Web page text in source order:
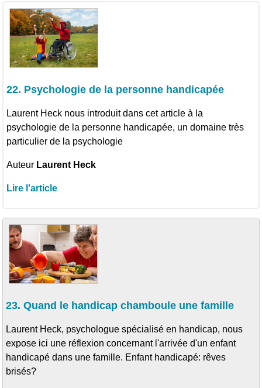
22. Psychologie de la personne handicapée
Laurent Heck nous introduit dans cet article à la
psychologie de la personne handicapée, un domaine très
particulier de la psychologie
Auteur Laurent Heck
Lire l'article
23. Quand le handicap chamboule une famille
Laurent Heck, psychologue spécialisé en handicap, nous
expose ici une réflexion concernant l'arrivée d'un enfant
handicapé dans une famille. Enfant handicapé: rêves
brisés?